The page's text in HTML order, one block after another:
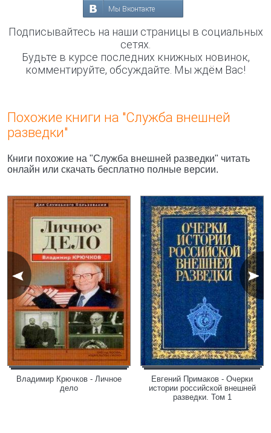
Мы Вконтакте
Подписывайтесь на наши страницы в социальных
сетях.
Будьте в курсе последних книжных новинок,
комментируйте, обсуждайте. Мы ждём Вас!
Похожие книги на "Служба внешней
разведки"
Книги похожие на "Служба внешней разведки" читать
онлайн или скачать бесплатно полные версии.
Владимир Крючков - Личное
дело
Евгений Примаков - Очерки
истории российской внешней
разведки. Том 1